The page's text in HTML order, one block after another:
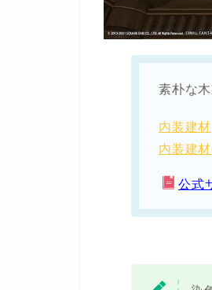
素朴な
内装建材
内装建
公式